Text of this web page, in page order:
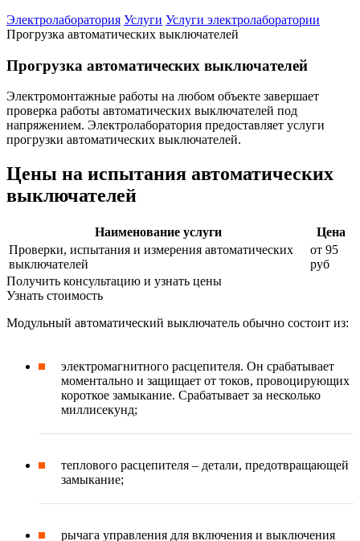
Электролаборатория Услуги Услуги электролаборатории
Прогрузка автоматических выключателей
Прогрузка автоматических выключателей
Электромонтажные работы на любом объекте завершает
проверка работы автоматических выключателей под
напряжением. Электролаборатория предоставляет услуги
прогрузки автоматических выключателей.
Цены на испытания автоматических
выключателей
Наименование услуги
Цена
Проверки, испытания и измерения автоматических
выключателей
от 95
руб
Получить консультацию и узнать цены
Узнать стоимость
Модульный автоматический выключатель обычно состоит из:
электромагнитного расцепителя. Он срабатывает
моментально и защищает от токов, провоцирующих
короткое замыкание. Срабатывает за несколько
миллисекунд;
теплового расцепителя – детали, предотвращающей
замыкание;
рычага управления для включения и выключения